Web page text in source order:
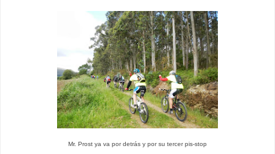
Mr. Prost ya va por detrás y por su tercer pis-stop